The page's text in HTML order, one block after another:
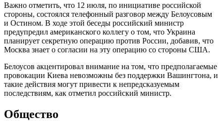
Важно отметить, что 12 июля, по инициативе российской
стороны, состоялся телефонный разговор между Белоусовым
и Остином. В ходе этой беседы российский министр
предупредил американского коллегу о том, что Украина
планирует секретную операцию против России, добавив, что
Москва знает о согласии на эту операцию со стороны США.
Белоусов акцентировал внимание на том, что предполагаемые
провокации Киева невозможны без поддержки Вашингтона, и
такие действия могут привести к непредсказуемым
последствиям, как отметил российский министр.
Общество